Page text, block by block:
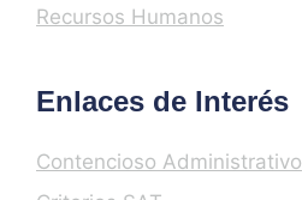
Recursos Humanos
Enlaces de Interés
Contencioso Administrativo